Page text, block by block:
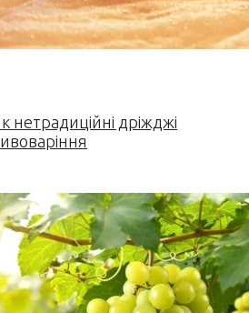
нетрадиційні дріжджі